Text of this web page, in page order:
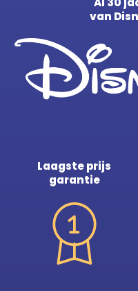
van
Laagste prijs
garantie